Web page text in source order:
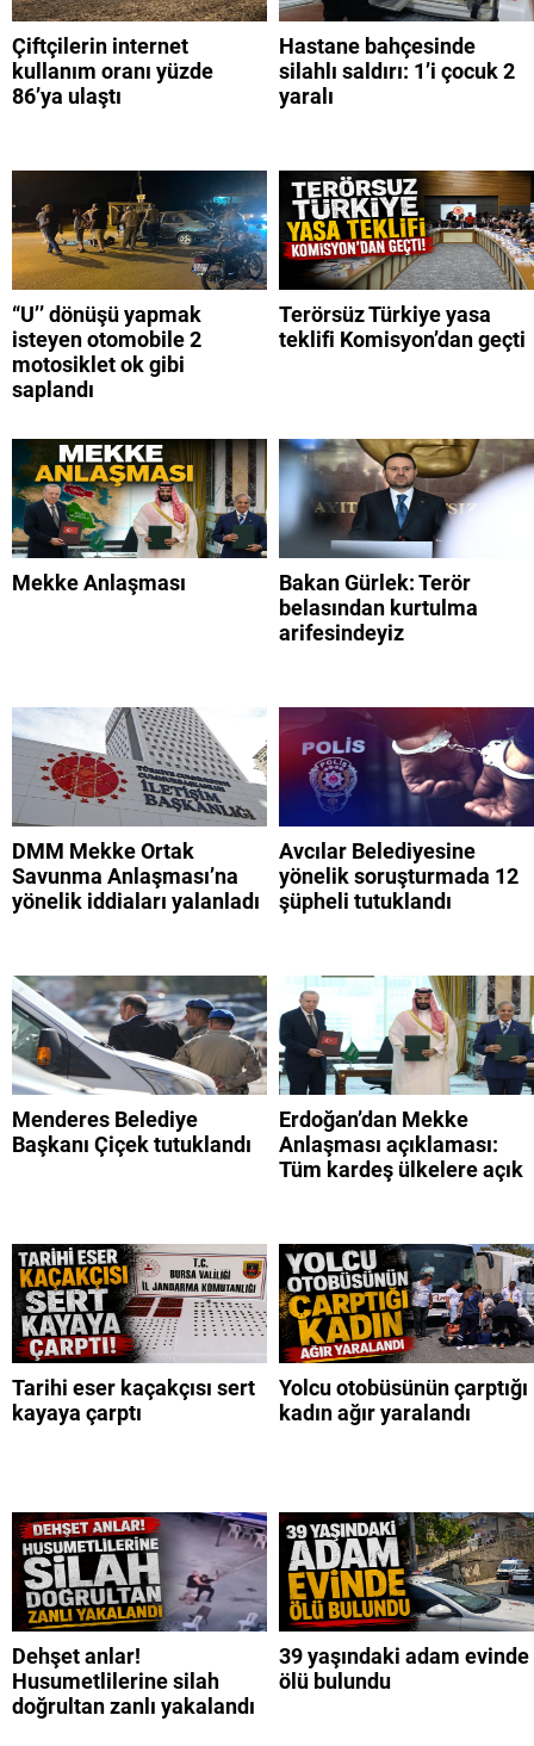
Çiftçilerin internet
kullanım oranı yüzde
86’ya ulaştı
Hastane bahçesinde
silahlı saldırı: 1’i çocuk 2
yaralı
“U’’ dönüşü yapmak
isteyen otomobile 2
motosiklet ok gibi
saplandı
Terörsüz Türkiye yasa
teklifi Komisyon’dan geçti
Mekke Anlaşması
Bakan Gürlek: Terör
belasından kurtulma
arifesindeyiz
DMM Mekke Ortak
Savunma Anlaşması’na
yönelik iddiaları yalanladı
Avcılar Belediyesine
yönelik soruşturmada 12
şüpheli tutuklandı
Menderes Belediye
Başkanı Çiçek tutuklandı
Erdoğan’dan Mekke
Anlaşması açıklaması:
Tüm kardeş ülkelere açık
Tarihi eser kaçakçısı sert
kayaya çarptı
Yolcu otobüsünün çarptığı
kadın ağır yaralandı
Dehşet anlar!
Husumetlilerine silah
doğrultan zanlı yakalandı
39 yaşındaki adam evinde
ölü bulundu